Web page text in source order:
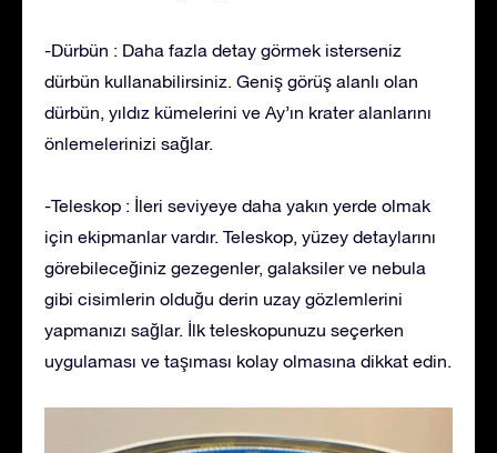
-Dürbün : Daha fazla detay görmek isterseniz
dürbün kullanabilirsiniz. Geniş görüş alanlı olan
dürbün, yıldız kümelerini ve Ay’ın krater alanlarını
önlemelerinizi sağlar.
-Teleskop : İleri seviyeye daha yakın yerde olmak
için ekipmanlar vardır. Teleskop, yüzey detaylarını
görebileceğiniz gezegenler, galaksiler ve nebula
gibi cisimlerin olduğu derin uzay gözlemlerini
yapmanızı sağlar. İlk teleskopunuzu seçerken
uygulaması ve taşıması kolay olmasına dikkat edin.